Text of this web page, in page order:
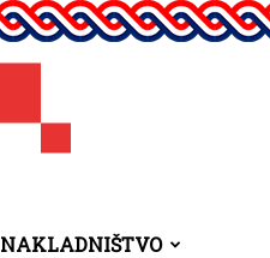
NAKLADNIŠTVO